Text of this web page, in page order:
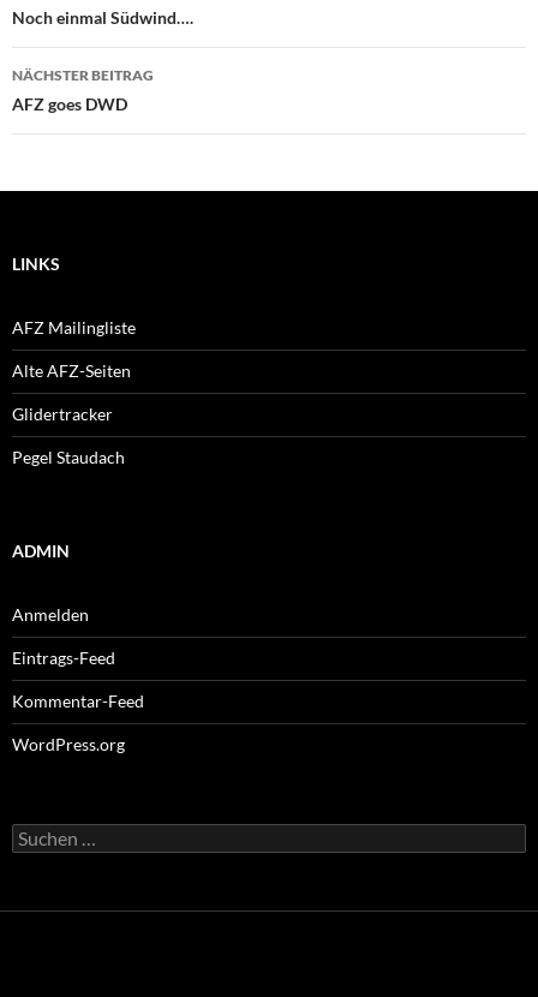
Noch einmal Südwind….
NÄCHSTER BEITRAG
AFZ goes DWD
LINKS
AFZ Mailingliste
Alte AFZ-Seiten
Glidertracker
Pegel Staudach
ADMIN
Anmelden
Eintrags-Feed
Kommentar-Feed
WordPress.org
Suchen
nach: